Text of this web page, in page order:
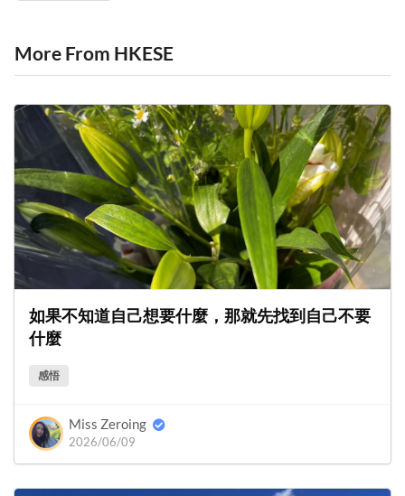
More From HKESE
如果不知道自己想要什麼，那就先找到自己不要
什麼
感悟
Miss Zeroing
2026/06/09